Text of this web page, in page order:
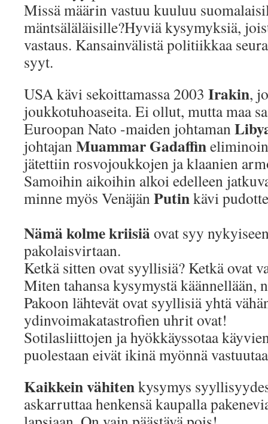
Missä määrin vastuu kuuluu
mäntsäläläisille?Hyviä kysymyksiä,
vastaus. Kansainvälistä politiikkaa
syyt.
USA kävi sekoittamassa 2003 Irakin,
joukkotuhoaseita. Ei ollut, mutta maa
Euroopan Nato -maiden johtaman
johtajanMuammar Gadaffin
jätettiin rosvojoukkojen ja klaanien
Samoihin aikoihin alkoi edelleen
minne myös VenäjänPutinkävi
Nämä kolme kriisiäovat syy
pakolaisvirtaan.
Ketkä sitten ovat syyllisiä? Ketkä ovat
Miten tahansa kysymystä käännellään,
Pakoon lähtevät ovat syyllisiä yhtä
ydinvoimakatastrofien uhrit ovat!
Sotilasliittojen ja hyökkäyssotaa
puolestaan eivät ikinä myönnä
Kaikkein vähitenkysymys
askarruttaa henkensä kaupalla